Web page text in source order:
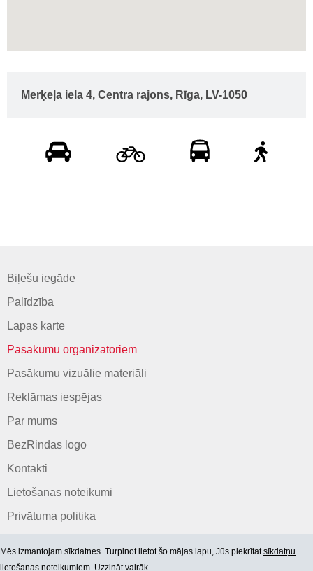
Merķeļa iela 4, Centra rajons, Rīga, LV-1050
Biļešu iegāde
Palīdzība
Lapas karte
Pasākumu organizatoriem
Pasākumu vizuālie materiāli
Reklāmas iespējas
Par mums
BezRindas logo
Kontakti
Lietošanas noteikumi
Privātuma politika
Mēs izmantojam sīkdatnes. Turpinot lietot šo mājas lapu, Jūs piekrītatsīkdatņu
lietošanas noteikumiem. Uzzināt vairāk.